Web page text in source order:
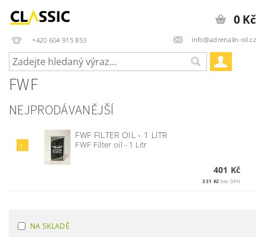
+420 604 915 853 info@adrenalin-oil.cz
0 Kč
FWF
NEJPRODÁVANĚJŠÍ
1.
FWF FILTER OIL - 1 LITR
FWF Filter oil - 1 Litr
401 Kč
331 Kč bez DPH
NA SKLADĚ